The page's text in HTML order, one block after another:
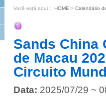
Você está aqui： HOME > Calendário
Sands China
de Macau
Circuito
Data: 2025/07/29 ~